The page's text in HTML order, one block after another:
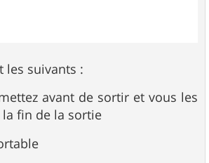
les suivants :
avant de sortir et vous les
la fin de la sortie